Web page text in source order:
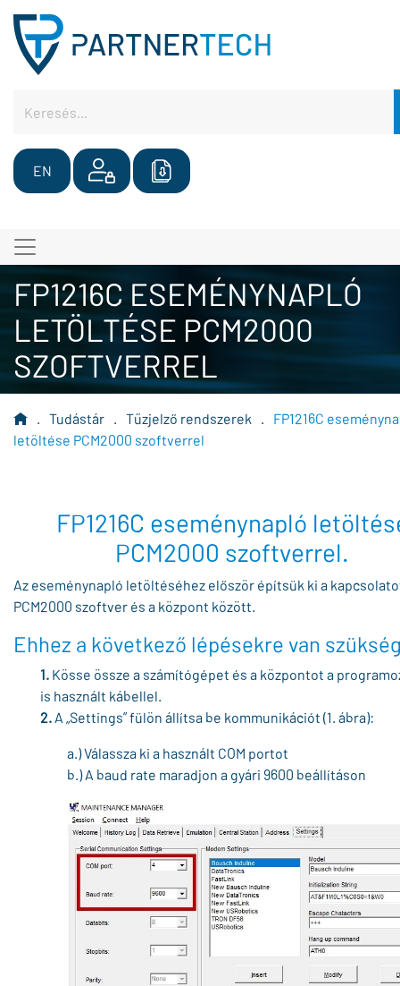
EN
FP1216C ESEMÉNYNAPLÓ
LETÖLTÉSE PCM2000
SZOFTVERREL
. Tudástár . Tűzjelző rendszerek .
FP1216C
letöltése PCM2000 szoftverrel
FP1216C eseménynapló
PCM2000 szoftverrel.
Az eseménynapló letöltéséhez először építsük ki a
PCM2000 szoftver és a központ között.
Ehhez a következő lépésekre van
1. Kösse össze a számítógépet és a központot a
is használt kábellel.
2. A „Settings” fülön állítsa be kommunikációt (1. ábra):
a.) Válassza ki a használt COM portot
b.) A baud rate maradjon a gyári 9600 beállításon